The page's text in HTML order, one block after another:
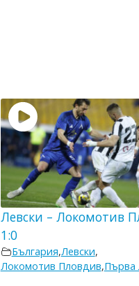
Левски – Локомотив
1:0
България,Левски,
Локомотив Пловдив,Първа